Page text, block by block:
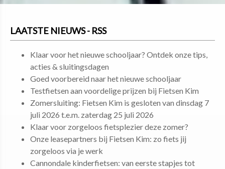
LAATSTE NIEUWS - RSS
Klaar voor het nieuwe schooljaar? Ontdek onze tips,
acties & sluitingsdagen
Goed voorbereid naar het nieuwe schooljaar
Testfietsen aan voordelige prijzen bij Fietsen Kim
Zomersluiting: Fietsen Kim is gesloten van dinsdag 7
juli 2026 t.e.m. zaterdag 25 juli 2026
Klaar voor zorgeloos fietsplezier deze zomer?
Onze leasepartners bij Fietsen Kim: zo fiets jij
zorgeloos via je werk
Cannondale kinderfietsen: van eerste stapjes tot